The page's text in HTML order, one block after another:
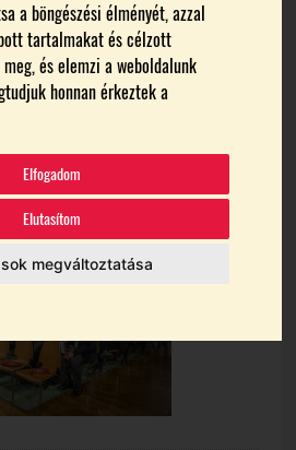
a böngészési élményét, azzal
tartalmakat és célzott
és elemzi a weboldalunk
honnan érkeztek a
Elfogadom
Elutasítom
megváltoztatása